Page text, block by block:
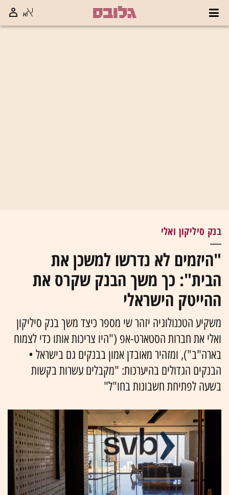
בנק סיליקון ואלי
"היזמים לא נדרשו למשכן את
הבית": כך משך הבנק שקרס את
ההייטק הישראלי
משקיע הטכנולוגיה יזהר שי מספר כיצד משך בנק סיליקון
ואלי את חברות הסטארט-אפ ("היו צריכות אותו כדי לצמוח
בארה"ב"), ומזהיר מאובדן אמון בבנקים גם בישראל •
הבנקים הגדולים בהיערכות: "מקבלים עשרות בקשות
בשעה לפתיחת חשבונות בחו"ל"